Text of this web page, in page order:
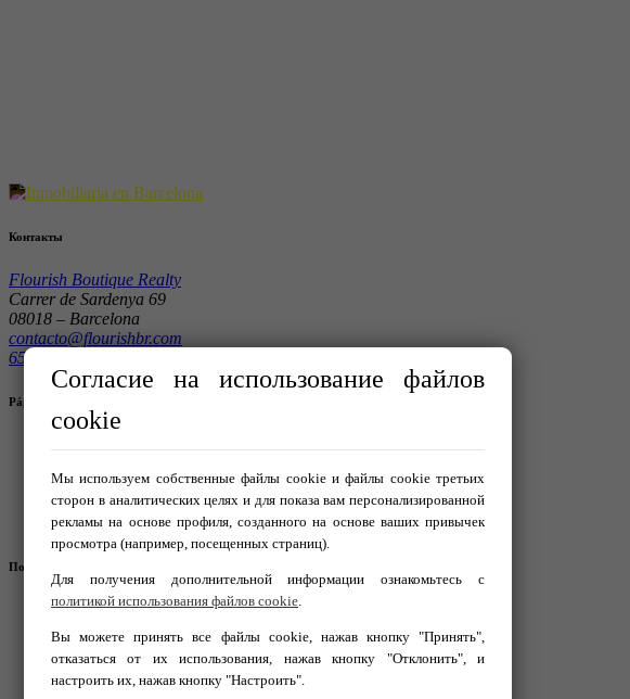
Контакты
Flourish Boutique Realty
Carrer de Sardenya 69
08018 – Barcelona
contacto@flourishbr.com
654 613 397
Páginas de interés
Защита данных
Política de Cookies
Правовая информация
Подпишитесь на нас в:
Согласие на использование файлов
cookie
Мы используем собственные файлы cookie и файлы cookie третьих
сторон в аналитических целях и для показа вам персонализированной
рекламы на основе профиля, созданного на основе ваших привычек
просмотра (например, посещенных страниц).
Для получения дополнительной информации ознакомьтесь с
политикой использования файлов cookie.
Вы можете принять все файлы cookie, нажав кнопку "Принять",
отказаться от их использования, нажав кнопку "Отклонить", и
настроить их, нажав кнопку "Настроить".